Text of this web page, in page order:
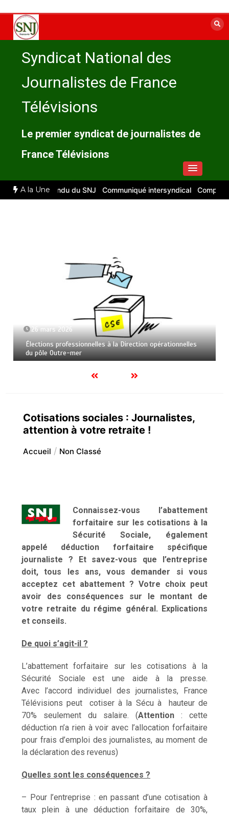
contenu
Syndicat National des
Journalistes de France
Télévisions
Le premier syndicat de journalistes de
France Télévisions
A la Une
: compte rendu du SNJ Communiqué intersyndical Compte-
26 mars 2026
Élections professionnelles à la Direction opérationnelles
du pôle Outre-mer
Cotisations sociales : Journalistes,
attention à votre retraite !
Accueil Non Classé
Connaissez-vous l’abattement
forfaitaire sur les cotisations à la
Sécurité Sociale, également
appelé déduction forfaitaire spécifique
journaliste ? Et savez-vous que l’entreprise
doit, tous les ans, vous demander si vous
acceptez cet abattement ? Votre choix peut
avoir des conséquences sur le montant de
votre retraite du régime général. Explications
et conseils.
De quoi s’agit-il ?
L’abattement forfaitaire sur les cotisations à la
Sécurité Sociale est une aide à la presse.
Avec l’accord individuel des journalistes, France
Télévisions peut cotiser à la Sécu à hauteur de
70% seulement du salaire. (Attention : cette
déduction n’a rien à voir avec l’allocation forfaitaire
pour frais d’emploi des journalistes, au moment de
la déclaration des revenus)
Quelles sont les conséquences ?
– Pour l’entreprise : en passant d’une cotisation à
taux plein à une déduction forfaitaire de 30%,